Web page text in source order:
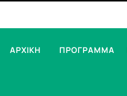
ΑΡΧΙΚΗ ΠΡΟΓΡΑΜΜΑ